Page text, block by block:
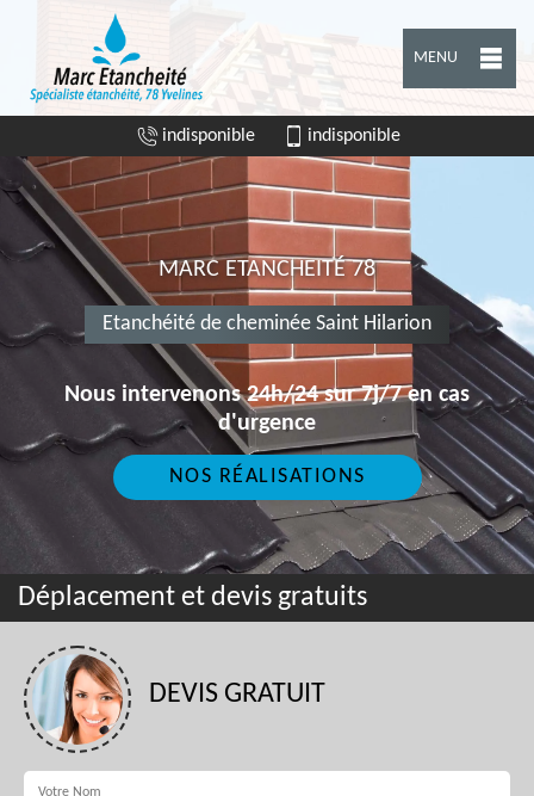
MENU
indisponible indisponible
MARC ETANCHEITÉ 78
Etanchéité de cheminée Saint Hilarion
Nous intervenons 24h/24 sur 7j/7 en cas
d'urgence
NOS RÉALISATIONS
Déplacement et devis gratuits
DEVIS GRATUIT